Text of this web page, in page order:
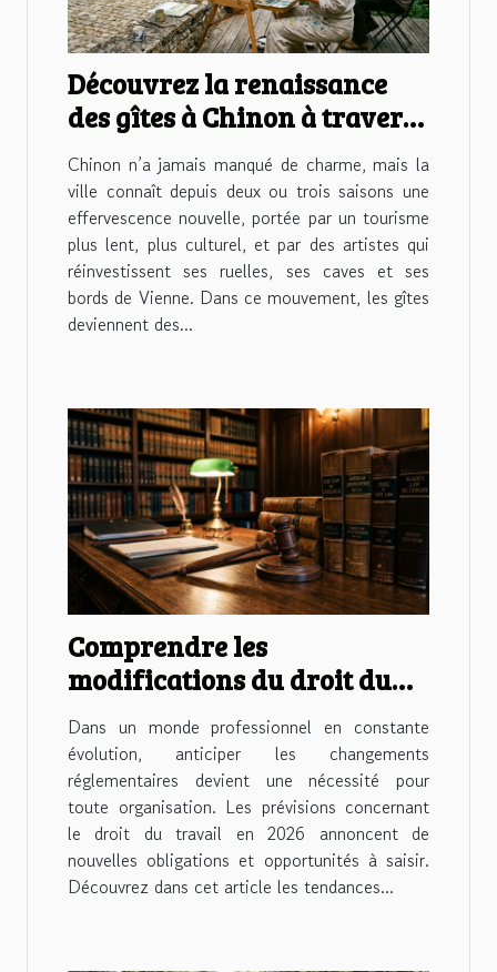
Découvrez la renaissance
des gîtes à Chinon à travers
l'œil des artistes locaux
Chinon n’a jamais manqué de charme, mais la
ville connaît depuis deux ou trois saisons une
effervescence nouvelle, portée par un tourisme
plus lent, plus culturel, et par des artistes qui
réinvestissent ses ruelles, ses caves et ses
bords de Vienne. Dans ce mouvement, les gîtes
deviennent des...
Comprendre les
modifications du droit du
travail prévues pour 2026
Dans un monde professionnel en constante
évolution, anticiper les changements
réglementaires devient une nécessité pour
toute organisation. Les prévisions concernant
le droit du travail en 2026 annoncent de
nouvelles obligations et opportunités à saisir.
Découvrez dans cet article les tendances...